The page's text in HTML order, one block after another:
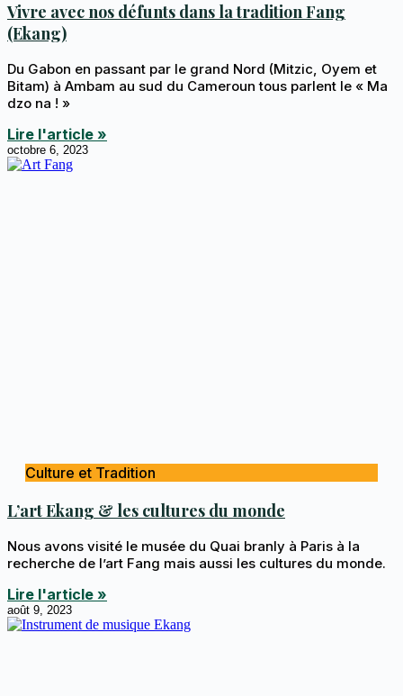
Vivre avec nos défunts dans la tradition Fang
(Ekang)
Du Gabon en passant par le grand Nord (Mitzic, Oyem et
Bitam) à Ambam au sud du Cameroun tous parlent le « Ma
dzo na ! »
Lire l'article »
octobre 6, 2023
Culture et Tradition
L’art Ekang & les cultures du monde
Nous avons visité le musée du Quai branly à Paris à la
recherche de l’art Fang mais aussi les cultures du monde.
Lire l'article »
août 9, 2023